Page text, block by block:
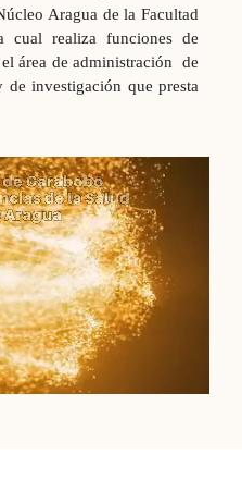
Aragua de la Facultad
cual realiza funciones de
área de administración de
de investigación que presta